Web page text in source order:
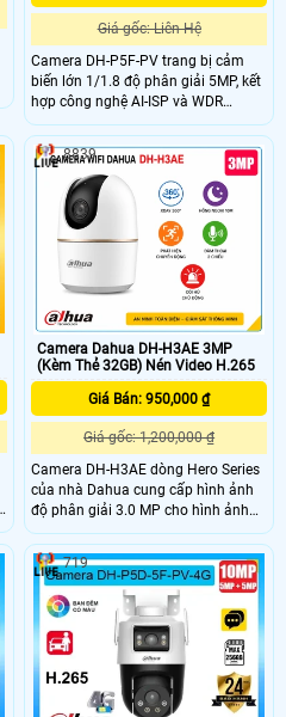
Giá gốc: Liên Hệ
Camera DH-P5F-PV trang bị cảm
biến lớn 1/1.8 độ phân giải 5MP, kết
hợp công nghệ AI-ISP và WDR
120dB cho hình ảnh rõ nét cả ngày
lẫn đêm, kể cả trong điều kiện ngược
sáng. Tầm xa ánh sáng ấm đến
30m cho phép thu hình màu ban
đêm. Chức năng thông minh như
phát hiện người, phương tiện, Auto
Tracking
Camera Dahua DH-H3AE 3MP
(Kèm Thẻ 32GB) Nén Video H.265
Giá Bán: 950,000 ₫
Giá gốc: 1,200,000 ₫
Camera DH-H3AE dòng Hero Series
của nhà Dahua cung cấp hình ảnh
độ phân giải 3.0 MP cho hình ảnh
sắc nét. Với khả năng quan sát ban
đêm rõ ràng khoảng cách đến 10m
nhờ công nghệ hồng ngoại. Camera
còn giúp bảo vệ an ninh tối ưu với
phát hiện xâm nhập hú còi
8839
719